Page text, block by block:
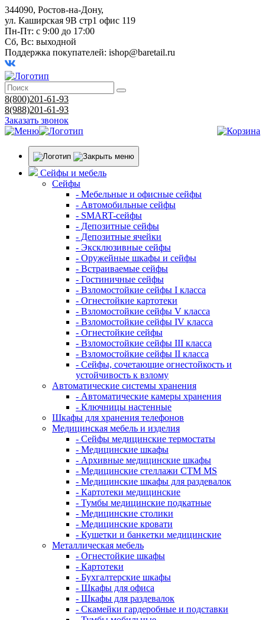
344090, Ростов-на-Дону,
ул. Каширская 9В стр1 офис 119
Пн-Пт: с 9:00 до 17:00
Сб, Вс: выходной
Поддержка покупателей: ishop@baretail.ru
8(800)201-61-93
8(988)201-61-93
Заказать звонок
Сейфы и мебель
Сейфы
- Мебельные и офисные сейфы
- Автомобильные сейфы
- SMART-сейфы
- Депозитные сейфы
- Депозитные ячейки
- Эксклюзивные сейфы
- Оружейные шкафы и сейфы
- Встраиваемые сейфы
- Гостиничные сейфы
- Взломостойкие сейфы I класса
- Огнестойкие картотеки
- Взломостойкие сейфы V класса
- Взломостойкие сейфы IV класса
- Огнестойкие сейфы
- Взломостойкие сейфы III класса
- Взломостойкие сейфы II класса
- Сейфы, сочетающие огнестойкость и
устойчивость к взлому
Автоматические системы хранения
- Автоматические камеры хранения
- Ключницы настенные
Шкафы для хранения телефонов
Медицинская мебель и изделия
- Сейфы медицинские термостаты
- Медицинские шкафы
- Архивные медицинские шкафы
- Медицинские стеллажи CTM MS
- Медицинские шкафы для раздевалок
- Картотеки медицинские
- Тумбы медицинские подкатные
- Медицинские столики
- Медицинские кровати
- Кушетки и банкетки медицинские
Металлическая мебель
- Огнестойкие шкафы
- Картотеки
- Бухгалтерские шкафы
- Шкафы для офиса
- Шкафы для раздевалок
- Скамейки гардеробные и подставки